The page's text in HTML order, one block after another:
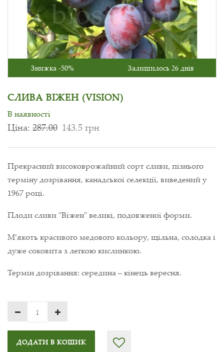
Знижка -50% Залишилось 26 днів
СЛИВА ВІЖЕН (VISION)
В наявності
Ціна: 287.00 143.5 грн
Прекрасний високоврожайний сорт сливи, пізнього
терміну дозрівання, канадської селекції, виведений у
1967 році.
Плоди сливи "Віжен" великі, подовженої форми.
М’якоть красивого медового кольору, щільна, солодка і
дуже соковита з легкою кислинкою.
Термін дозрівання: середина – кінець вересня.
ДОДАТИ В КОШИК